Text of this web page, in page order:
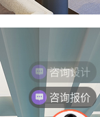
咨询报价
咨询施工